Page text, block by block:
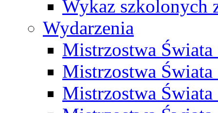
Wykaz szkolonych
Wydarzenia
Mistrzostwa
Mistrzostwa
Mistrzostwa